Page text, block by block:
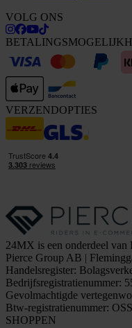
VOLG ONS
VERZENDOPTIES
24MX is een onderdeel van
Pierce Group AB |
Handelsregister:
Bedrijfsregistratienummer:
Gevolmachtigde
Btw-registratienummer:
SHOPPEN